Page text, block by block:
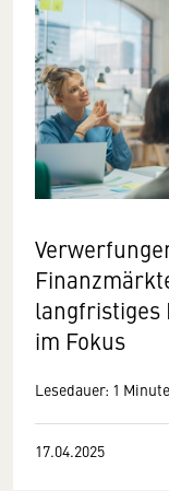
langfristiges
im Fokus
Lesedauer: 1 Minute
17.04.2025